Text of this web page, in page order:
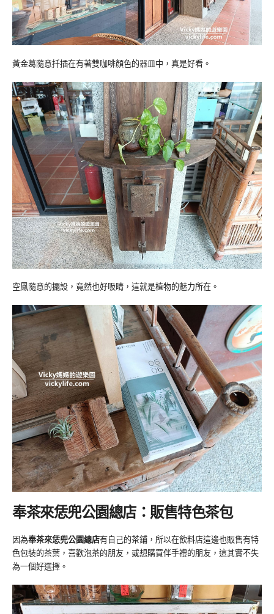
黃金葛隨意扦插在有著雙咖啡顏色的器皿中，真是好看。
空鳳隨意的擺設，竟然也好吸睛，這就是植物的魅力所在。
奉茶來恁兜公園總店：販售特色茶包
因為奉茶來恁兜公園總店有自己的茶鋪，所以在飲料店這邊也販售有特
色包裝的茶葉，喜歡泡茶的朋友，或想購買伴手禮的朋友，這其實不失
為一個好選擇。